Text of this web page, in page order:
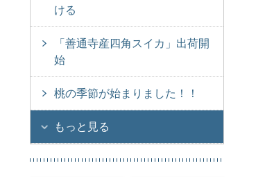
ける
「善通寺産四角スイカ」出荷開
始
桃の季節が始まりました！！
もっと見る